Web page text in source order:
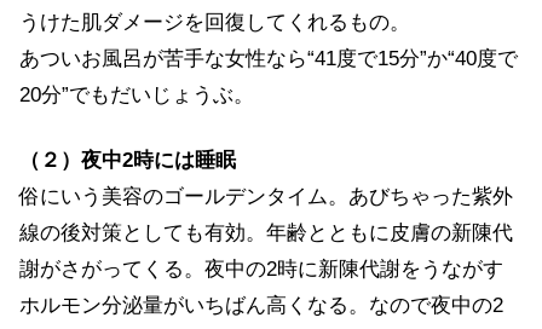
うけた肌ダメージを回復してくれるもの。
あついお風呂が苦手な女性なら“41度で15分”か“40度で
20分”でもだいじょうぶ。
（２）夜中2時には睡眠
俗にいう美容のゴールデンタイム。あびちゃった紫外
線の後対策としても有効。年齢とともに皮膚の新陳代
謝がさがってくる。夜中の2時に新陳代謝をうながす
ホルモン分泌量がいちばん高くなる。なので夜中の2